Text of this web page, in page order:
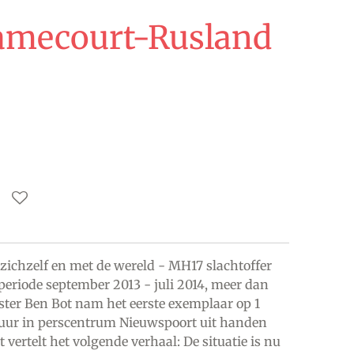
Rusland
en met de wereld - MH17 slachtoffer
september 2013 - juli 2014, meer dan
Ben Bot nam het eerste exemplaar op 1
in perscentrum Nieuwspoort uit handen
vertelt het volgende verhaal: De situatie is nu